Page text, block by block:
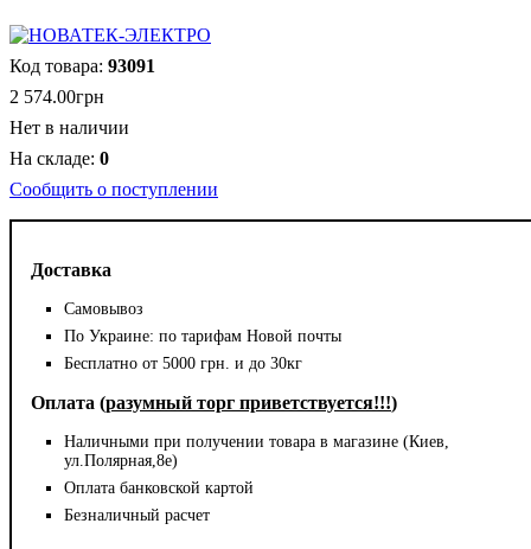
Доставка
Самовывоз
По Украине: по тарифам Новой почты
Бесплатно от 5000 грн. и до 30кг
Оплата (разумный торг приветствуется!!!)
Наличными при получении товара в магазине (Киев,
ул.Полярная,8е)
Оплата банковской картой
Безналичный расчет
93091
2 574.00грн
Нет в наличии
0
Сообщить о поступлении